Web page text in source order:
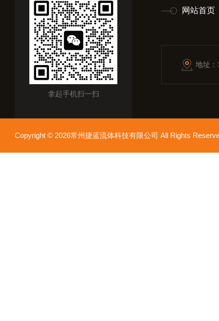
拿起手机扫一扫
网站首页
地址
Copyright © 2026常州捷蓝流体科技有限公司 All Rights